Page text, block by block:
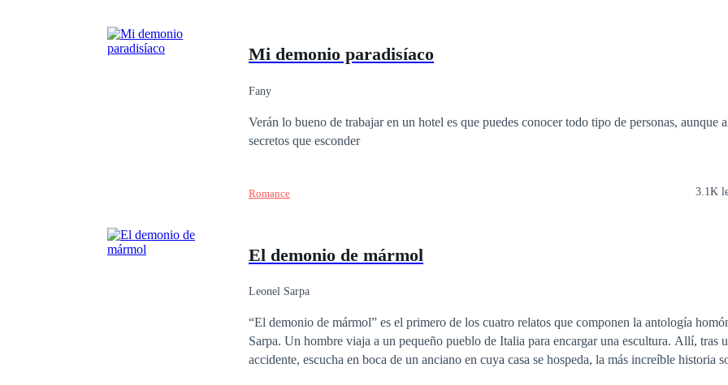
Mi demonio paradisíaco
Fany
Verán lo bueno de trabajar en un hotel es que puedes conocer todo tipo de personas, aunque
secretos que esconder
Romance 3.1K
El demonio de mármol
Leonel Sarpa
“El demonio de mármol” es el primero de los cuatro relatos que componen la antología
Sarpa. Un hombre viaja a un pequeño pueblo de Italia para encargar una escultura. Allí, tras
accidente, escucha en boca de un anciano en cuya casa se hospeda, la más increíble historia